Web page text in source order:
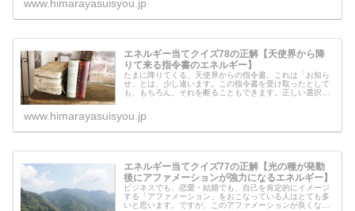
www.himarayasuisyou.jp
エネルギー当てクイズ78の正解【天使界から降
りて来る指令書のエネルギー】
たまに降りてくる、天使界からの指令書。これは「お知ら
せ」とは、少し違います。この指令書を受け取ったとして
も、もちろん、それを断ることもできます。正しい選択を
www.himarayasuisyou.jp
エネルギー当てクイズ77の正解【光の種が発動
後にアファメーションが強力になるエネルギー】
ビジネスでも、恋愛・結婚でも、自己を肯定的にイメージ
する「アファメーション」をおこなっている人はとても多
いと思います。ですが、このアファメーションが良くない